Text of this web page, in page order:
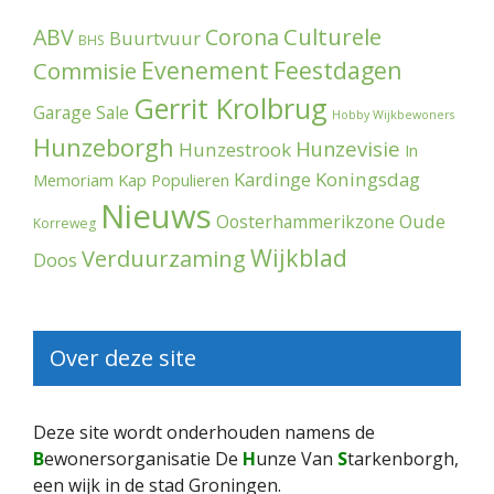
ABV BHS Buurtvuur Corona Culturele
Commisie Evenement Feestdagen
Garage Sale Gerrit Krolbrug Hobby Wijkbewoners
Hunzeborgh Hunzestrook Hunzevisie In
Memoriam Kap Populieren Kardinge Koningsdag
Korreweg Nieuws Oosterhammerikzone Oude
Doos VerduurzamingWijkblad
Over deze site
Deze site wordt onderhouden namens de
Bewonersorganisatie De Hunze Van Starkenborgh,
een wijk in de stad Groningen.